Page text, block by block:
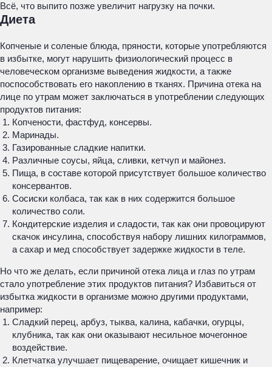
Всё, что выпито позже увеличит нагрузку на почки.
Диета
Копченые и соленые блюда, пряности, которые употребляются
в избытке, могут нарушить физиологический процесс в
человеческом организме выведения жидкости, а также
поспособствовать его накоплению в тканях. Причина отека на
лице по утрам может заключаться в употреблении следующих
продуктов питания:
Копчености, фастфуд, консервы.
Маринады.
Газированные сладкие напитки.
Различные соусы, яйца, сливки, кетчуп и майонез.
Пища, в составе которой присутствует большое количество
консервантов.
Сосиски колбаса, так как в них содержится большое
количество соли.
Кондитерские изделия и сладости, так как они провоцируют
скачок инсулина, способствуя набору лишних килограммов,
а сахар и мед способствует задержке жидкости в теле.
Но что же делать, если причиной отека лица и глаз по утрам
стало употребление этих продуктов питания? Избавиться от
избытка жидкости в организме можно другими продуктами,
например:
Сладкий перец, арбуз, тыква, калина, кабачки, огурцы,
клубника, так как они оказывают несильное мочегонное
воздействие.
Клетчатка улучшает пищеварение, очищает кишечник и